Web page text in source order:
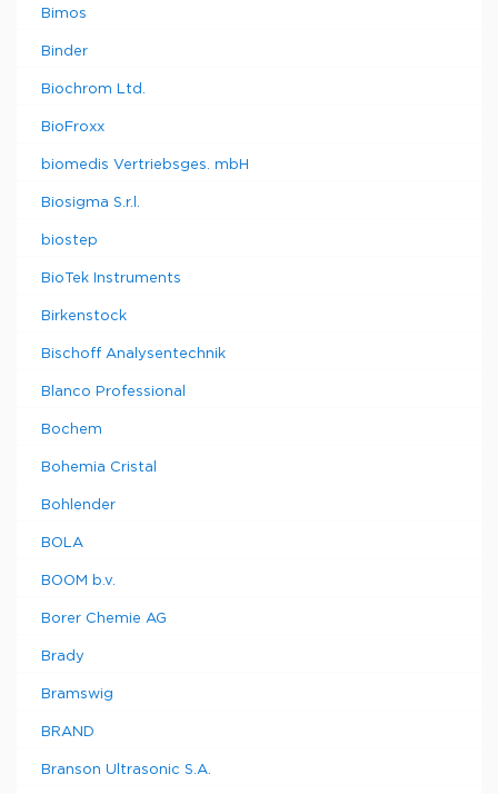
Bimos
Binder
Biochrom Ltd.
BioFroxx
biomedis Vertriebsges. mbH
Biosigma S.r.l.
biostep
BioTek Instruments
Birkenstock
Bischoff Analysentechnik
Blanco Professional
Bochem
Bohemia Cristal
Bohlender
BOLA
BOOM b.v.
Borer Chemie AG
Brady
Bramswig
BRAND
Branson Ultrasonic S.A.